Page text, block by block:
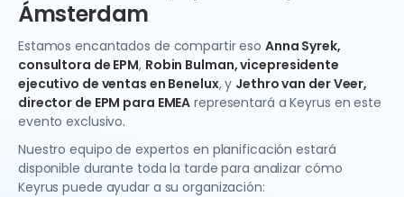
Ámsterdam
Estamos encantados de compartir esoAnna Syrek,
consultora de EPM, Robin Bulman, vicepresidente
ejecutivo de ventas en Benelux, y Jethro van der Veer,
director de EPM para EMEA representará a Keyrus en este
evento exclusivo.
Nuestro equipo de expertos en planificación estará
disponible durante toda la tarde para analizar cómo
Keyrus puede ayudar a su organización: